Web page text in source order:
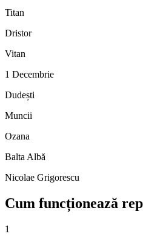
Titan
Dristor
Vitan
1 Decembrie
Dudești
Muncii
Ozana
Balta Albă
Nicolae Grigorescu
Cum funcționează
1